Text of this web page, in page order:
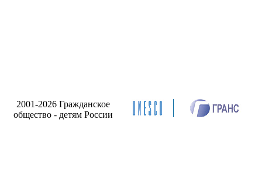
2001-2026 Гражданское
общество - детям России